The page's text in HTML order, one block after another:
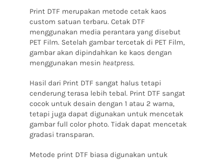
Print DTF merupakan metode cetak kaos
custom satuan terbaru. Cetak DTF
menggunakan media perantara yang disebut
PET Film. Setelah gambar tercetak di PET Film,
gambar akan dipindahkan ke kaos dengan
menggunakan mesin heatpress.
Hasil dari Print DTF sangat halus tetapi
cenderung terasa lebih tebal. Print DTF sangat
cocok untuk desain dengan 1 atau 2 warna,
tetapi juga dapat digunakan untuk mencetak
gambar full color photo. Tidak dapat mencetak
gradasi transparan.
Metode print DTF biasa digunakan untuk